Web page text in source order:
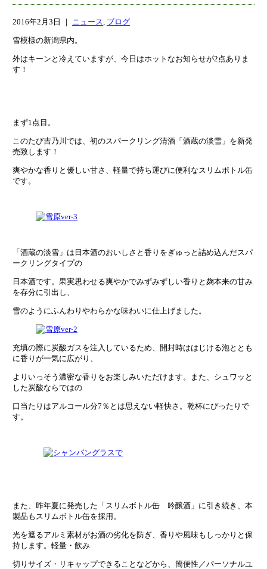
2016年2月3日 ｜ ニュース ブログ
雪模様の新潟県内。
外はキーンと冷えていますが、今日はホットなお知らせが2点ありま
す！
まず1点目。
このたび吉乃川では、初のスパークリング清酒「酒蔵の淡雪」を新発
売致します！
爽やかな香りと優しい甘さ、軽量で持ち運びに便利なスリムボトル缶
です。
「酒蔵の淡雪」は日本酒のおいしさと香りをぎゅっと詰め込んだスパ
ークリングタイプの
日本酒です。果実思わせる爽やかでみずみずしい香りと麹本来の甘み
を存分に引出し、
雪のようにふんわりやわらかな味わいに仕上げました。
充填の際に炭酸ガスを注入しているため、開封時ははじける泡ととも
に香りが一気に広がり、
よりいっそう濃密な香りをお楽しみいただけます。また、シュワッと
した炭酸ならではの
口当たりはアルコール分7％とは思えない軽快さ。乾杯にぴったりで
す。
また、昨年夏に発売した「スリムボトル缶 吟醸酒」に引き続き、本
製品もスリムボトル缶を採用。
光を遮るアルミ素材がお酒の劣化を防ぎ、香りや風味もしっかりと保
持します。軽量・飲み
切りサイズ・リキャップできることなどから、簡便性／パーソナルユ